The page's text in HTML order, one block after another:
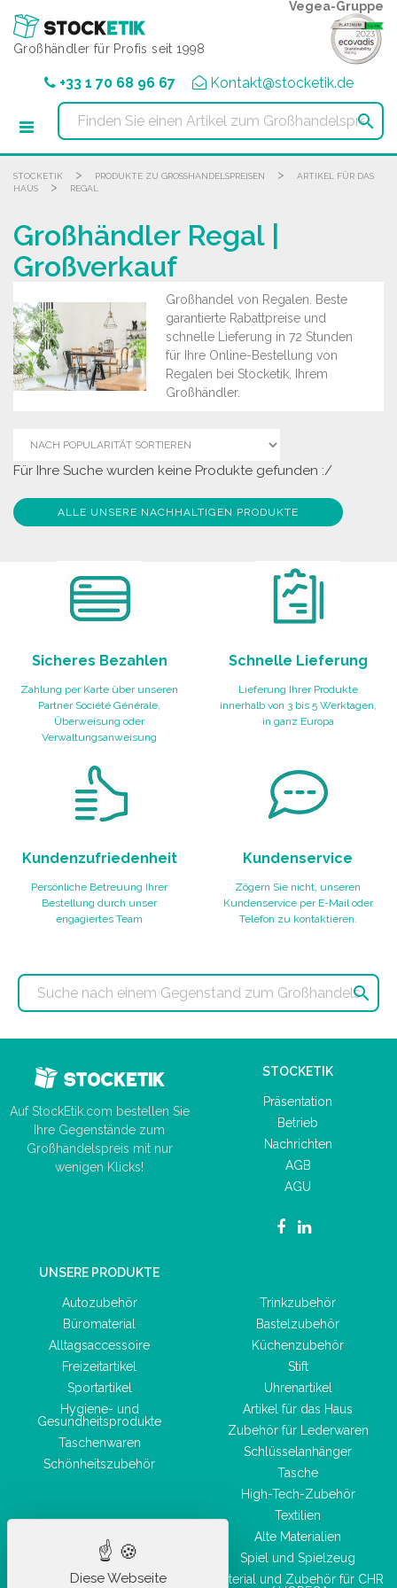
Großhändler für Profis seit 1998
Vegea-Gruppe
+33 1 70 68 96 67 Kontakt@stocketik.de

STOCKETIK > PRODUKTE ZU GROSSHANDELSPREISEN >
ARTIKEL FÜR DAS
HAUS
> REGAL
Großhändler Regal |
Großverkauf
Großhandel von Regalen. Beste
garantierte Rabattpreise und
schnelle Lieferung in 72 Stunden
für Ihre Online-Bestellung von
Regalen bei Stocketik, Ihrem
Großhändler.
Für Ihre Suche wurden keine Produkte gefunden :/
ALLE UNSERE NACHHALTIGEN PRODUKTE
Sicheres Bezahlen
Zahlung per Karte über unseren
Partner Société Générale,
Überweisung oder
Verwaltungsanweisung
Schnelle Lieferung
Lieferung Ihrer Produkte
innerhalb von 3 bis 5 Werktagen,
in ganz Europa
Kundenzufriedenheit
Persönliche Betreuung Ihrer
Bestellung durch unser
engagiertes Team
Kundenservice
Zögern Sie nicht, unseren
Kundenservice per E-Mail oder
Telefon zu kontaktieren.

Auf StockEtik.com bestellen Sie
Ihre Gegenstände zum
Großhandelspreis mit nur
wenigen Klicks!
STOCKETIK
Präsentation
Betrieb
Nachrichten
AGB
AGU
UNSERE PRODUKTE
Autozubehör
Büromaterial
Alltagsaccessoire
Freizeitartikel
Sportartikel
Hygiene- und
Gesundheitsprodukte
Taschenwaren
Schönheitszubehör
Trinkzubehör
Bastelzubehör
Küchenzubehör
Stift
Uhrenartikel
Artikel für das Haus
Zubehör für Lederwaren
Schlüsselanhänger
Tasche
High-Tech-Zubehör
Textilien
Alte Materialien
Spiel und Spielzeug
Material und Zubehör für CHR
Diese Webseite